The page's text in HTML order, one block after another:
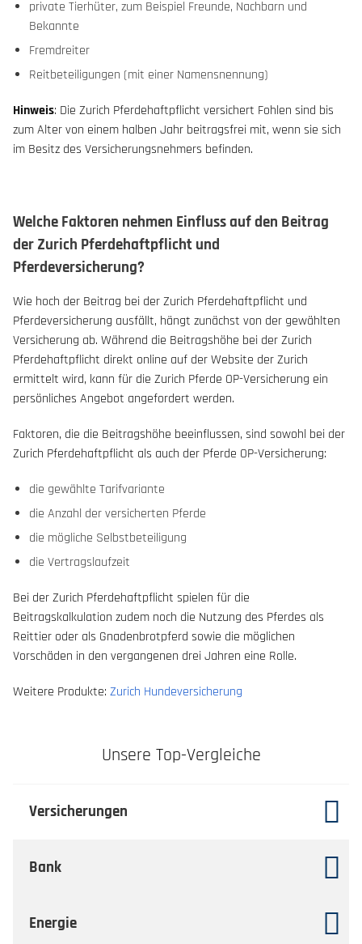
private Tierhüter, zum Beispiel Freunde, Nachbarn und
Bekannte
Fremdreiter
Reitbeteiligungen (mit einer Namensnennung)
Hinweis: Die Zurich Pferdehaftpflicht versichert Fohlen sind bis
zum Alter von einem halben Jahr beitragsfrei mit, wenn sie sich
im Besitz des Versicherungsnehmers befinden.
Welche Faktoren nehmen Einfluss auf den Beitrag
der Zurich Pferdehaftpflicht und
Pferdeversicherung?
Wie hoch der Beitrag bei der Zurich Pferdehaftpflicht und
Pferdeversicherung ausfällt, hängt zunächst von der gewählten
Versicherung ab. Während die Beitragshöhe bei der Zurich
Pferdehaftpflicht direkt online auf der Website der Zurich
ermittelt wird, kann für die Zurich Pferde OP-Versicherung ein
persönliches Angebot angefordert werden.
Faktoren, die die Beitragshöhe beeinflussen, sind sowohl bei der
Zurich Pferdehaftpflicht als auch der Pferde OP-Versicherung:
die gewählte Tarifvariante
die Anzahl der versicherten Pferde
die mögliche Selbstbeteiligung
die Vertragslaufzeit
Bei der Zurich Pferdehaftpflicht spielen für die
Beitragskalkulation zudem noch die Nutzung des Pferdes als
Reittier oder als Gnadenbrotpferd sowie die möglichen
Vorschäden in den vergangenen drei Jahren eine Rolle.
Weitere Produkte: Zurich Hundeversicherung
Unsere Top-Vergleiche
Versicherungen
Bank
Energie